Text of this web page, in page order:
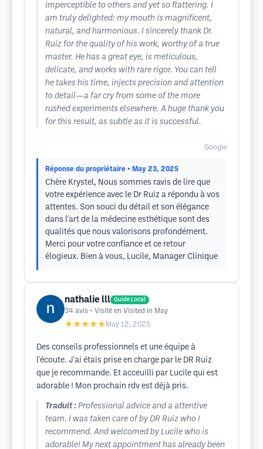
imperceptible to others and yet so flattering. I
am truly delighted: my mouth is magnificent,
natural, and harmonious. I sincerely thank Dr.
Ruiz for the quality of his work, worthy of a true
master. He has a great eye, is meticulous,
delicate, and works with rare rigor. You can tell
he takes his time, injects precision and attention
to detail—a far cry from some of the more
rushed experiments elsewhere. A huge thank you
for this result, as subtle as it is successful.
Google
Réponse du propriétaire • May 23, 2025
Chère Krystel, Nous sommes ravis de lire que
votre expérience avec le Dr Ruiz a répondu à vos
attentes. Son souci du détail et son élégance
dans l'art de la médecine esthétique sont des
qualités que nous valorisons profondément.
Merci pour votre confiance et ce retour
élogieux. Bien à vous, Lucile, Manager Clinique
nathalie lll Guide Local
34 avis • Visité en Visited in May
★★★★★ May 12, 2025
Des conseils professionnels et une équipe à
l'écoute. J'ai étais prise en charge par le DR Ruiz
que je recommande. Et acceuilli par Lucile qui est
adorable ! Mon prochain rdv est déjà pris.
Traduit : Professional advice and a attentive
team. I was taken care of by DR Ruiz who I
recommend. And welcomed by Lucile who is
adorable! My next appointment has already been